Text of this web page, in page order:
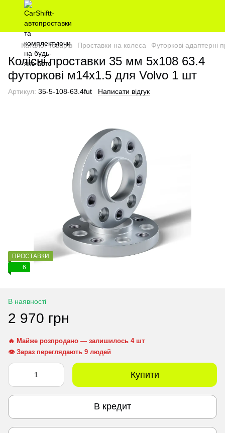
Каталог товарів Проставки на колеса Футоркові адаптерні
Колісні проставки 35 мм 5х108 63.4
футоркові м14х1.5 для Volvo 1 шт
Артикул: 35-5-108-63.4fut Написати відгук
ПРОСТАВКИ
6
В наявності
2 970 грн
🔥 Майже розпродано — залишилось 4 шт
👁 Зараз переглядають 9 людей
Купити
В кредит